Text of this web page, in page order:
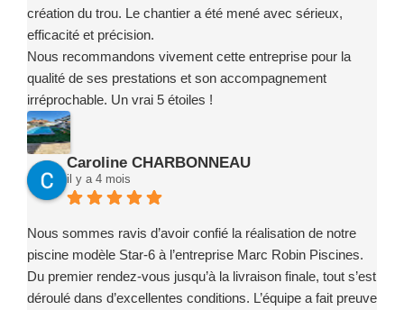
création du trou. Le chantier a été mené avec sérieux,
efficacité et précision.
Nous recommandons vivement cette entreprise pour la
qualité de ses prestations et son accompagnement
irréprochable. Un vrai 5 étoiles !
Caroline CHARBONNEAU
il y a 4 mois
Nous sommes ravis d’avoir confié la réalisation de notre
piscine modèle Star-6 à l’entreprise Marc Robin Piscines.
Du premier rendez-vous jusqu’à la livraison finale, tout s’est
déroulé dans d’excellentes conditions. L’équipe a fait preuve